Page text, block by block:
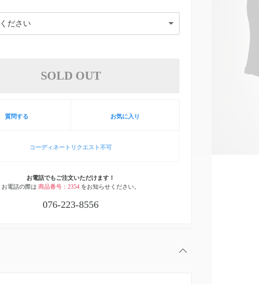
SOLD OUT
質問する お気に入り
コーディネートリクエスト不可
お電話でもご注文いただけます！
お電話の際は 商品番号：2354 をお知らせください。
076-223-8556